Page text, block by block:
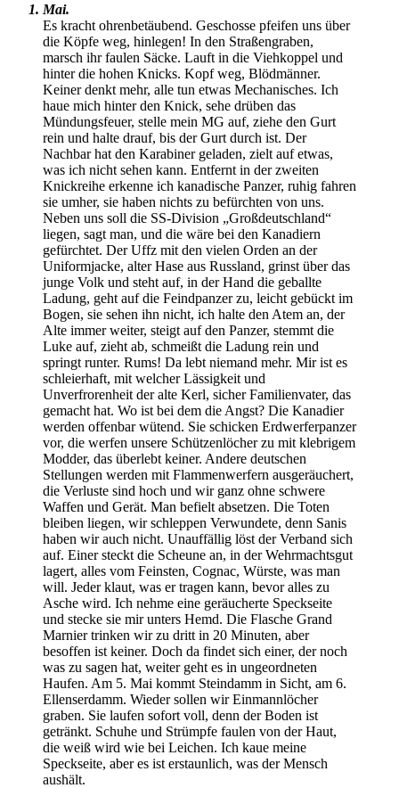
1. Mai.
Es kracht ohrenbetäubend. Geschosse pfeifen uns über
die Köpfe weg, hinlegen! In den Straßengraben,
marsch ihr faulen Säcke. Lauft in die Viehkoppel und
hinter die hohen Knicks. Kopf weg, Blödmänner.
Keiner denkt mehr, alle tun etwas Mechanisches. Ich
haue mich hinter den Knick, sehe drüben das
Mündungsfeuer, stelle mein MG auf, ziehe den Gurt
rein und halte drauf, bis der Gurt durch ist. Der
Nachbar hat den Karabiner geladen, zielt auf etwas,
was ich nicht sehen kann. Entfernt in der zweiten
Knickreihe erkenne ich kanadische Panzer, ruhig fahren
sie umher, sie haben nichts zu befürchten von uns.
Neben uns soll die SS-Division
Großdeutschland
liegen, sagt man, und die wäre bei den Kanadiern
gefürchtet. Der Uffz mit den vielen Orden an der
Uniformjacke, alter Hase aus Russland, grinst über das
junge Volk und steht auf, in der Hand die geballte
Ladung, geht auf die Feindpanzer zu, leicht gebückt im
Bogen, sie sehen ihn nicht, ich halte den Atem an, der
Alte immer weiter, steigt auf den Panzer, stemmt die
Luke auf, zieht ab, schmeißt die Ladung rein und
springt runter. Rums! Da lebt niemand mehr. Mir ist es
schleierhaft, mit welcher Lässigkeit und
Unverfrorenheit der alte Kerl, sicher Familienvater, das
gemacht hat. Wo ist bei dem die Angst? Die Kanadier
werden offenbar wütend. Sie schicken Erdwerferpanzer
vor, die werfen unsere Schützenlöcher zu mit klebrigem
Modder, das überlebt keiner. Andere deutschen
Stellungen werden mit Flammenwerfern ausgeräuchert,
die Verluste sind hoch und wir ganz ohne schwere
Waffen und Gerät. Man befielt absetzen. Die Toten
bleiben liegen, wir schleppen Verwundete, denn Sanis
haben wir auch nicht. Unauffällig löst der Verband sich
auf. Einer steckt die Scheune an, in der Wehrmachtsgut
lagert, alles vom Feinsten, Cognac, Würste, was man
will. Jeder klaut, was er tragen kann, bevor alles zu
Asche wird. Ich nehme eine geräucherte Speckseite
und stecke sie mir unters Hemd. Die Flasche Grand
Marnier trinken wir zu dritt in 20 Minuten, aber
besoffen ist keiner. Doch da findet sich einer, der noch
was zu sagen hat, weiter geht es in ungeordneten
Haufen. Am 5. Mai kommt Steindamm in Sicht, am 6.
Ellenserdamm. Wieder sollen wir Einmannlöcher
graben. Sie laufen sofort voll, denn der Boden ist
getränkt. Schuhe und Strümpfe faulen von der Haut,
die weiß wird wie bei Leichen. Ich kaue meine
Speckseite, aber es ist erstaunlich, was der Mensch
aushält.